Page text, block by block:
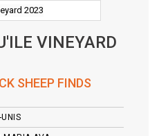
VINEYARD
SHEEP FINDS
UNIS